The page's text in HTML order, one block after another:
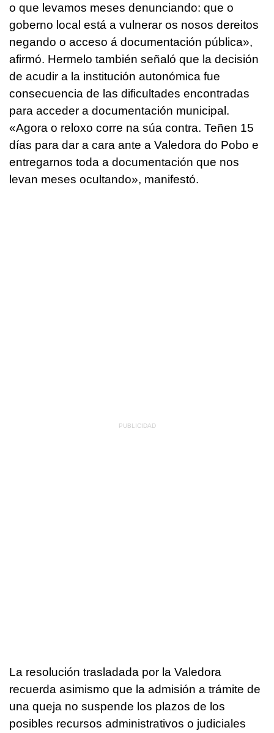
o que levamos meses denunciando: que o
goberno local está a vulnerar os nosos dereitos
negando o acceso á documentación pública»,
afirmó. Hermelo también señaló que la decisión
de acudir a la institución autonómica fue
consecuencia de las dificultades encontradas
para acceder a documentación municipal.
«Agora o reloxo corre na súa contra. Teñen 15
días para dar a cara ante a Valedora do Pobo e
entregarnos toda a documentación que nos
levan meses ocultando», manifestó.
La resolución trasladada por la Valedora
recuerda asimismo que la admisión a trámite de
una queja no suspende los plazos de los
posibles recursos administrativos o judiciales